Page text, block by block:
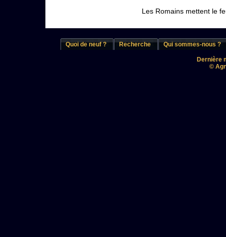
Les Romains mettent le
Quoi de neuf ? Recherche Qui sommes-nous ?
Dernière
©